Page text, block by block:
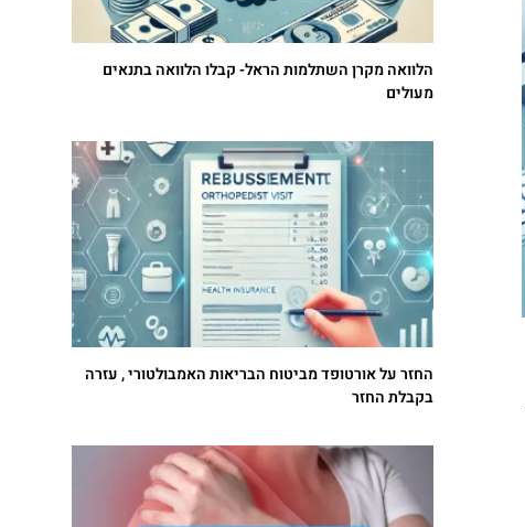
הלוואה מקרן השתלמות הראל- קבלו הלוואה בתנאים
מעולים
החזר על אורטופד מביטוח הבריאות האמבולטורי , עזרה
בקבלת החזר